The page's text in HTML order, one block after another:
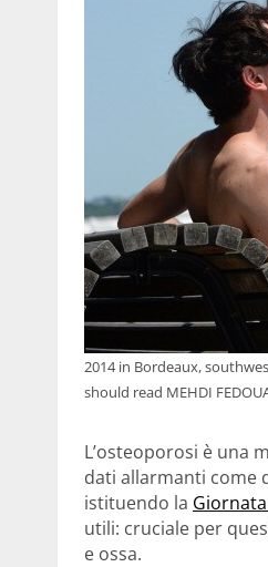
2014 in Bordeaux,
should read MEHDI
L’osteoporosi è una
dati allarmanti come
istituendo la
utili: cruciale per
e ossa.